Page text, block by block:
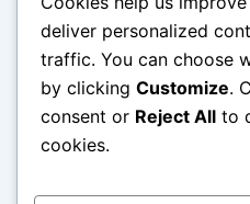
Cara Menyusun Rencana
Tahun Mendatang
Kebiasaan Sederhana untuk
di Tengah Kesibukan
Pentingnya Konsumsi Sadar
deliver personalized
traffic. You can choose
by clicking Customize.
consent or Reject All to
cookies.